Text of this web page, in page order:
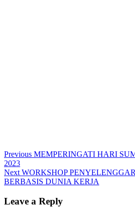
Post
navigation
Previous Previous
MEMPERINGATI HARI
2023
Next Next
post:
WORKSHOP
BERBASIS DUNIA KERJA
Leave a Reply